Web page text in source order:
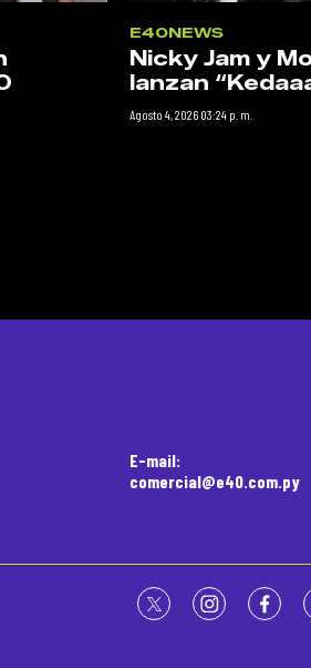
E40NEWS
Nicky Jam y
lanzan
Agosto 4, 2026 03:24 p. m.
E-mail:
comercial@e40.com.py
twitter instagram